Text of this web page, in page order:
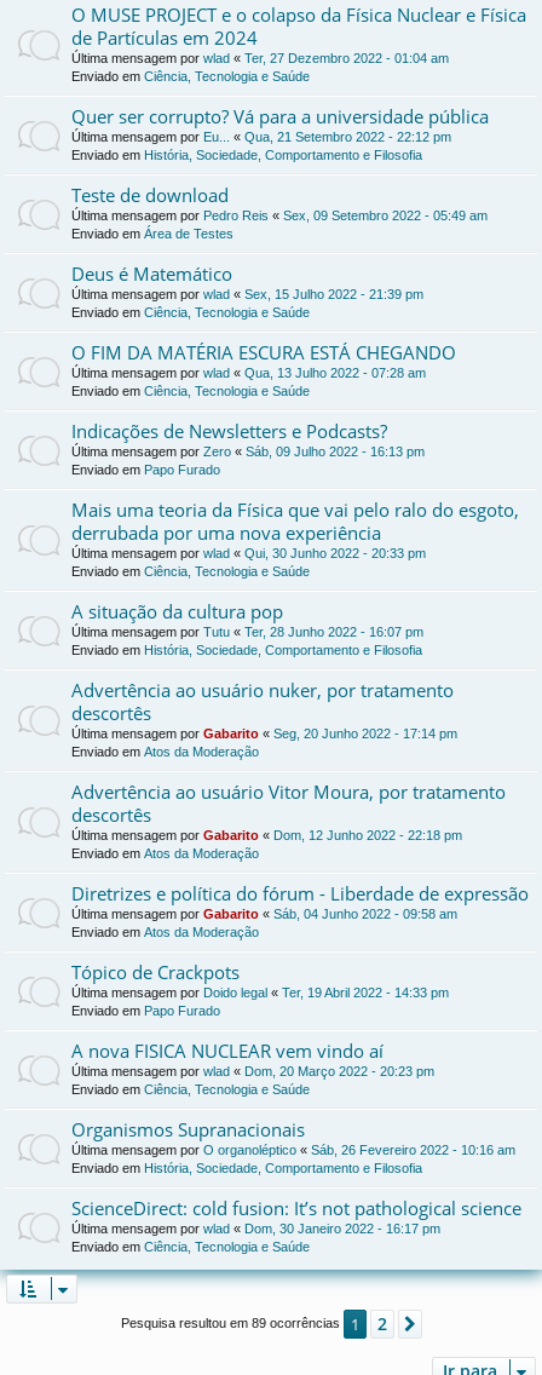
O MUSE PROJECT e o colapso da Física Nuclear e Física
de Partículas em 2024
Última mensagem por wlad « Ter, 27 Dezembro 2022 - 01:04 am
Enviado em Ciência, Tecnologia e Saúde
Quer ser corrupto? Vá para a universidade pública
Última mensagem por Eu... « Qua, 21 Setembro 2022 - 22:12 pm
Enviado em História, Sociedade, Comportamento e Filosofia
Teste de download
Última mensagem por Pedro Reis « Sex, 09 Setembro 2022 - 05:49 am
Enviado em Área de Testes
Deus é Matemático
Última mensagem por wlad « Sex, 15 Julho 2022 - 21:39 pm
Enviado em Ciência, Tecnologia e Saúde
O FIM DA MATÉRIA ESCURA ESTÁ CHEGANDO
Última mensagem por wlad « Qua, 13 Julho 2022 - 07:28 am
Enviado em Ciência, Tecnologia e Saúde
Indicações de Newsletters e Podcasts?
Última mensagem por Zero « Sáb, 09 Julho 2022 - 16:13 pm
Enviado em Papo Furado
Mais uma teoria da Física que vai pelo ralo do esgoto,
derrubada por uma nova experiência
Última mensagem por wlad « Qui, 30 Junho 2022 - 20:33 pm
Enviado em Ciência, Tecnologia e Saúde
A situação da cultura pop
Última mensagem por Tutu « Ter, 28 Junho 2022 - 16:07 pm
Enviado em História, Sociedade, Comportamento e Filosofia
Advertência ao usuário nuker, por tratamento
descortês
Última mensagem por Gabarito « Seg, 20 Junho 2022 - 17:14 pm
Enviado em Atos da Moderação
Advertência ao usuário Vitor Moura, por tratamento
descortês
Última mensagem por Gabarito « Dom, 12 Junho 2022 - 22:18 pm
Enviado em Atos da Moderação
Diretrizes e política do fórum - Liberdade de expressão
Última mensagem por Gabarito « Sáb, 04 Junho 2022 - 09:58 am
Enviado em Atos da Moderação
Tópico de Crackpots
Última mensagem por Doido legal « Ter, 19 Abril 2022 - 14:33 pm
Enviado em Papo Furado
A nova FISICA NUCLEAR vem vindo aí
Última mensagem por wlad « Dom, 20 Março 2022 - 20:23 pm
Enviado em Ciência, Tecnologia e Saúde
Organismos Supranacionais
Última mensagem por O organoléptico « Sáb, 26 Fevereiro 2022 - 10:16 am
Enviado em História, Sociedade, Comportamento e Filosofia
ScienceDirect: cold fusion: It’s not pathological science
Última mensagem por wlad « Dom, 30 Janeiro 2022 - 16:17 pm
Enviado em Ciência, Tecnologia e Saúde
Pesquisa resultou em 89 ocorrências 1 2